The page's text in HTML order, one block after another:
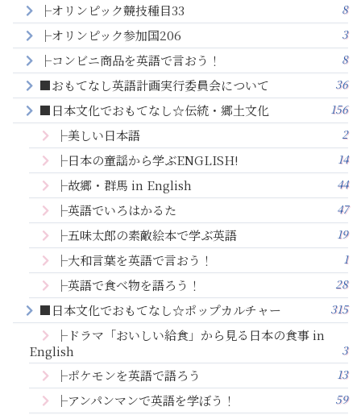
├オリンピック競技種目33 8
├オリンピック参加国206 3
├コンビニ商品を英語で言おう！ 8
■おもてなし英語計画実行委員会について 36
■日本文化でおもてなし☆伝統・郷土文化 156
├美しい日本語 2
├日本の童謡から学ぶENGLISH! 14
├故郷・群馬 in English 44
├英語でいろはかるた 47
├五味太郎の素敵絵本で学ぶ英語 19
├大和言葉を英語で言おう！ 1
├英語で食べ物を語ろう！ 28
■日本文化でおもてなし☆ポップカルチャー 315
├ドラマ「おいしい給食」から見る日本の食事 in
English
3
├ポケモンを英語で語ろう 13
├アンパンマンで英語を学ぼう！ 59